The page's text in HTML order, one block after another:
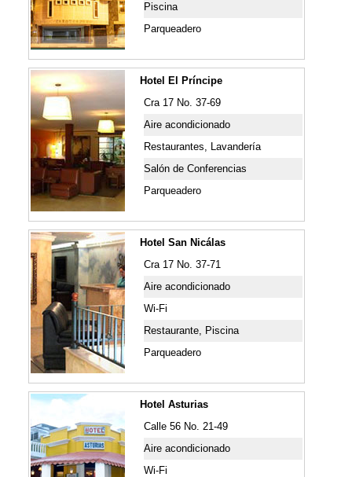
Piscina
Parqueadero
Hotel El Príncipe
Cra 17 No. 37-69
Aire acondicionado
Restaurantes, Lavandería
Salón de Conferencias
Parqueadero
Hotel San Nicálas
Cra 17 No. 37-71
Aire acondicionado
Wi-Fi
Restaurante, Piscina
Parqueadero
Hotel Asturias
Calle 56 No. 21-49
Aire acondicionado
Wi-Fi